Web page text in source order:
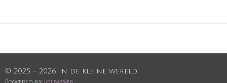
© 2025 - 2026 In de kleine wereld